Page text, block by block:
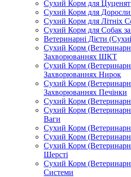
Сухий Корм для Цуценят
Сухий Корм для
Сухий Корм для Літніх
Сухий Корм для Собак
Ветеринарні Дієти
Сухий Корм
Захворюваннях ШКТ
Сухий Корм
Захворюваннях Нирок
Сухий Корм
Захворюваннях Печінки
Сухий Корм
Сухий Корм
Ваги
Сухий Корм
Сухий Корм
Сухий Корм
Шерсті
Сухий Корм
Системи